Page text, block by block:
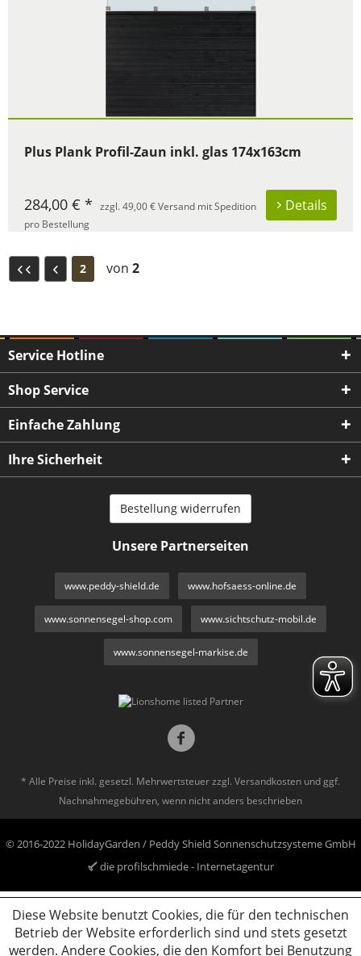
Plus Plank Profil-Zaun inkl. glas 174x163cm
Details
284,00 € * zzgl. 49,00 € Versand mit Spedition
pro Bestellung
2 von 2
Service Hotline
Shop Service
Einfache Zahlung
Ihre Sicherheit
Bestellung widerrufen
Unsere Partnerseiten
www.peddy-shield.de www.hofsaess-online.de
www.sonnensegel-shop.com www.sichtschutz-mobil.de
www.sonnensegel-markise.de
* Alle Preise inkl. gesetzl. Mehrwertsteuer zzgl. Versandkosten und ggf.
Nachnahmegebühren, wenn nicht anders beschrieben
© 2016-2022 HolidayGarden / Peddy Shield Sonnenschutzsysteme GmbH
die profilschmiede - Internetagentur
Diese Website benutzt Cookies, die für den technischen
Betrieb der Website erforderlich sind und stets gesetzt
werden. Andere Cookies, die den Komfort bei Benutzung